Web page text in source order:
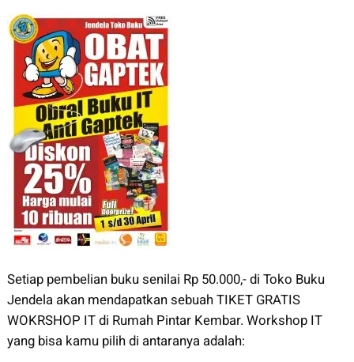
Setiap pembelian buku senilai Rp 50.000,- di Toko Buku
Jendela akan mendapatkan sebuah TIKET GRATIS
WOKRSHOP IT di Rumah Pintar Kembar. Workshop IT
yang bisa kamu pilih di antaranya adalah: